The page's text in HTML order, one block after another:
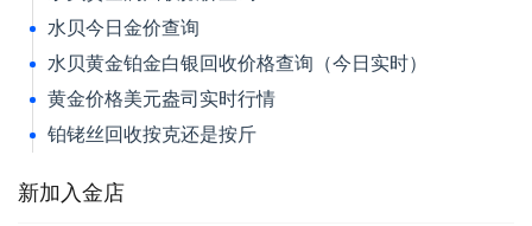
水贝今日金价查询
水贝黄金铂金白银回收价格查询（今日实时）
黄金价格美元盎司实时行情
铂铑丝回收按克还是按斤
新加入金店